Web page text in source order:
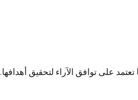
تعتمد على توافق الآراء لتحقيق أهدافها.